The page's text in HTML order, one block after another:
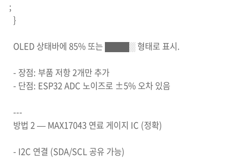
;
}
OLED 상태바에 85% 또는 ████░ 형태로 표시.
- 장점: 부품 저항 2개만 추가
- 단점: ESP32 ADC 노이즈로 ±5% 오차 있음
---
방법 2 — MAX17043 연료 게이지 IC (정확)
- I2C 연결 (SDA/SCL 공유 가능)